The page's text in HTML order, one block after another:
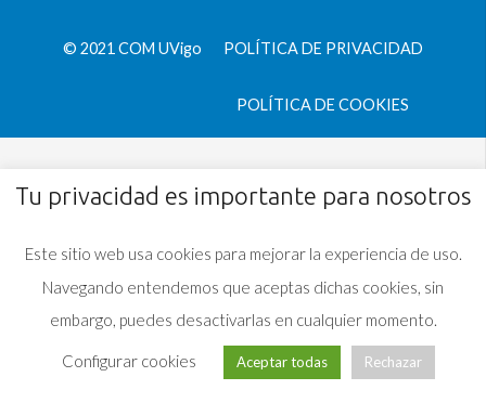
© 2021 COM UVigo POLÍTICA DE PRIVACIDAD
POLÍTICA DE COOKIES
Tu privacidad es importante para nosotros
Este sitio web usa cookies para mejorar la experiencia de uso.
Navegando entendemos que aceptas dichas cookies, sin
embargo, puedes desactivarlas en cualquier momento.
Configurar cookies Aceptar todas Rechazar